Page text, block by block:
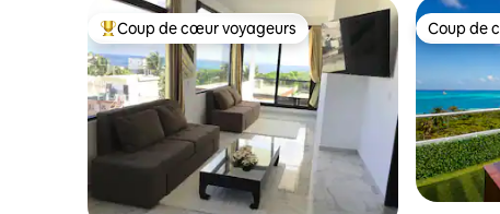
Coup de cœur voyageurs parmi les plus aimés
Coup de cœur voyageurs Coup de
Coup de